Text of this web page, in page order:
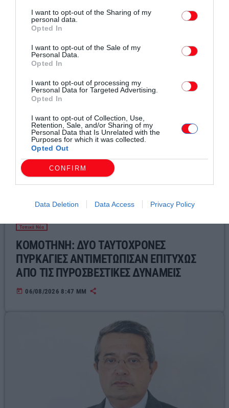
I want to opt-out of the Sharing of my
personal data.
Opted In
I want to opt-out of the Sale of my
Personal Data.
Opted In
I want to opt-out of processing my
Personal Data for Targeted Advertising.
Opted In
I want to opt-out of Collection, Use,
Retention, Sale, and/or Sharing of my
Personal Data that Is Unrelated with the
Purposes for which it was collected.
Opted Out
CONFIRM
Data Deletion Data Access Privacy Policy
Σχετικά άρθρα
Τοπικά Νέα
ΚΟΜΟΤΗΝΗ: ΔΥΟ ΤΑΥΤΟΧΡΟΝΕΣ
ΠΥΡΚΑΓΙΕΣ ΑΝΤΙΜΕΤΩΠΙΣΑΝ ΕΠΙΤΥΧΩΣ
ΑΠΟ ΤΙΣ ΠΥΡΟΣΒΕΣΤΙΚΕΣ ΔΥΝΑΜΕΙΣ
today 06/08/2026 8:47 ΜΜ